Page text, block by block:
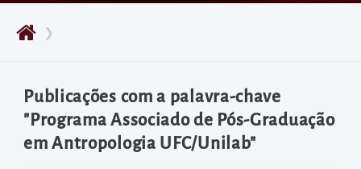
principal
Acessar
diretamente
o
❯
Publicações com a palavra-chave
"Programa Associado de Pós-Graduação
em Antropologia UFC/Unilab"
CONTEÚDO